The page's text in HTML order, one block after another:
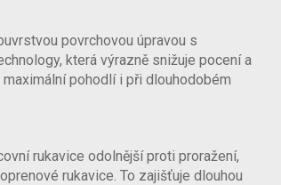
povrchovou úpravou s
která výrazně snižuje pocení a
pohodlí i při dlouhodobém
rukavice odolnější proti proražení,
rukavice. To zajišťuje dlouhou